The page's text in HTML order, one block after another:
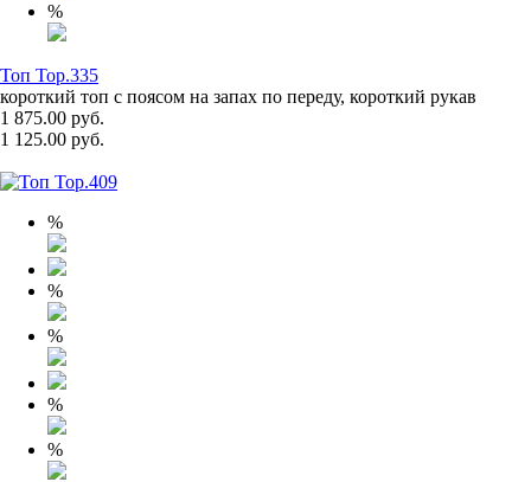
%
Топ Top.335
короткий топ с поясом на запах по переду, короткий рукав
1 875.00 руб.
1 125.00 руб.
%
%
%
%
%